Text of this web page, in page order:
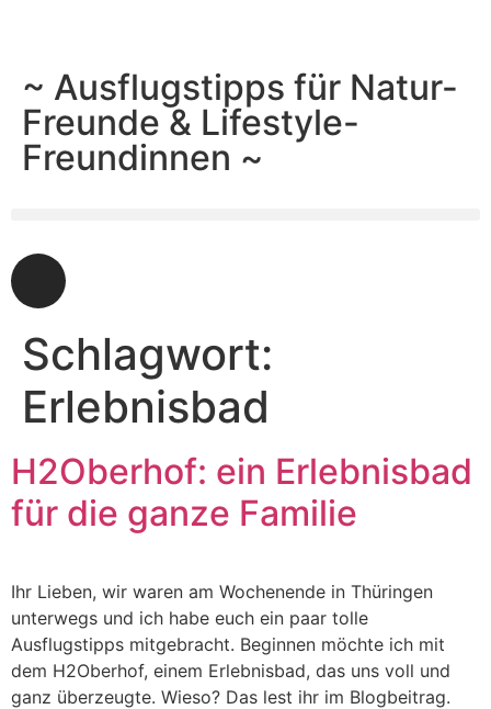
~ Ausflugstipps für Natur-
Freunde & Lifestyle-
Freundinnen ~
Schlagwort:
Erlebnisbad
H2Oberhof: ein Erlebnisbad
für die ganze Familie
Ihr Lieben, wir waren am Wochenende in Thüringen
unterwegs und ich habe euch ein paar tolle
Ausflugstipps mitgebracht. Beginnen möchte ich mit
dem H2Oberhof, einem Erlebnisbad, das uns voll und
ganz überzeugte. Wieso? Das lest ihr im Blogbeitrag.